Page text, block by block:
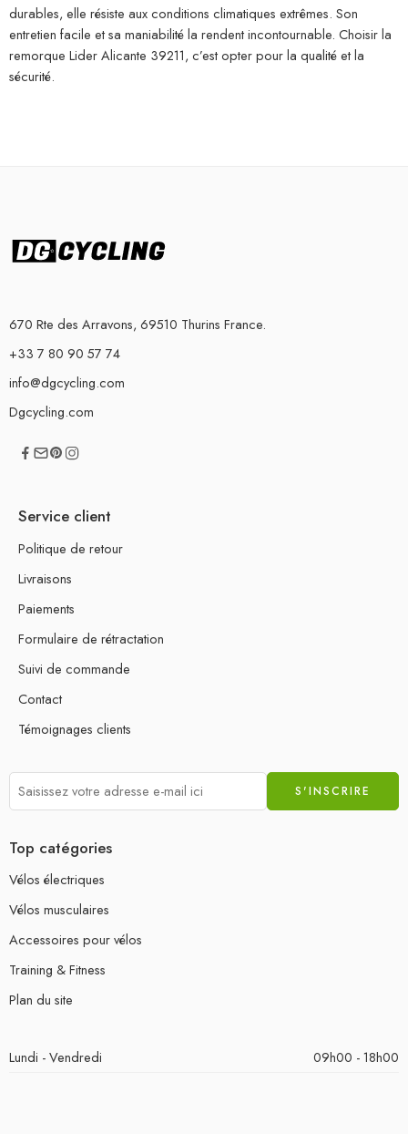
durables, elle résiste aux conditions climatiques extrêmes. Son
entretien facile et sa maniabilité la rendent incontournable. Choisir la
remorque Lider Alicante 39211, c’est opter pour la qualité et la
sécurité.
670 Rte des Arravons, 69510 Thurins France.
+33 7 80 90 57 74
info@dgcycling.com
Dgcycling.com
Service client
Politique de retour
Livraisons
Paiements
Formulaire de rétractation
Suivi de commande
Contact
Témoignages clients
Top catégories
Vélos électriques
Vélos musculaires
Accessoires pour vélos
Training & Fitness
Plan du site
Lundi - Vendredi 09h00 - 18h00